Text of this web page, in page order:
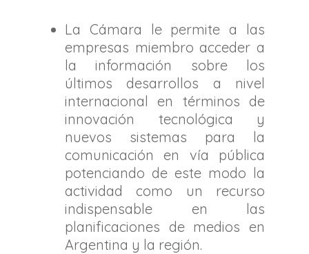
La Cámara le permite a las
empresas miembro acceder a
la información sobre los
últimos desarrollos a nivel
internacional en términos de
innovación tecnológica y
nuevos sistemas para la
comunicación en vía pública
potenciando de este modo la
actividad como un recurso
indispensable en las
planificaciones de medios en
Argentina y la región.